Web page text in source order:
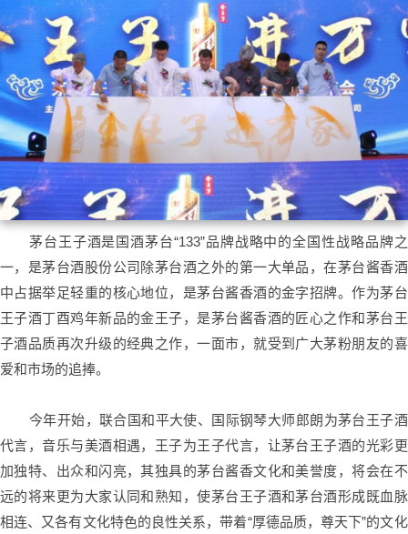
茅台王子酒是国酒茅台“133”品牌战略中的全国性战略品牌之
一，是茅台酒股份公司除茅台酒之外的第一大单品，在茅台酱香酒
中占据举足轻重的核心地位，是茅台酱香酒的金字招牌。作为茅台
王子酒丁酉鸡年新品的金王子，是茅台酱香酒的匠心之作和茅台王
子酒品质再次升级的经典之作，一面市，就受到广大茅粉朋友的喜
爱和市场的追捧。
今年开始，联合国和平大使、国际钢琴大师郎朗为茅台王子酒
代言，音乐与美酒相遇，王子为王子代言，让茅台王子酒的光彩更
加独特、出众和闪亮，其独具的茅台酱香文化和美誉度，将会在不
远的将来更为大家认同和熟知，使茅台王子酒和茅台酒形成既血脉
相连、又各有文化特色的良性关系，带着“厚德品质，尊天下”的文化